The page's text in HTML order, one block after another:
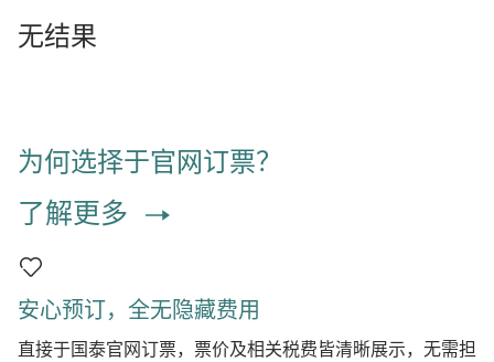
无结果
为何选择于官网订票？
了解更多
安心预订，全无隐藏费用
直接于国泰官网订票，票价及相关税费皆清晰展示，无需担